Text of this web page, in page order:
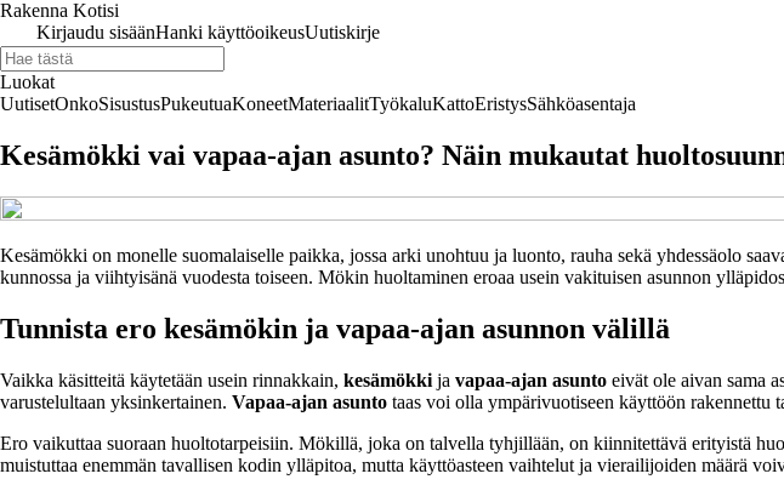
Rakenna Kotisi
Kirjaudu sisäänHanki käyttöoikeusUutiskirje
Luokat
UutisetOnkoSisustusPukeutuaKoneetMateriaalitTyökaluKattoEristysSähköasentaja
Kesämökki vai vapaa-ajan asunto? Näin mukautat
Kesämökki on monelle suomalaiselle paikka, jossa arki unohtuu ja luonto, rauha sekä yhdessäolo
kunnossa ja viihtyisänä vuodesta toiseen. Mökin huoltaminen eroaa usein vakituisen asunnon
Tunnista ero kesämökin ja vapaa-ajan asunnon välillä
Vaikka käsitteitä käytetään usein rinnakkain, kesämökki ja vapaa-ajan asunto eivät ole aivan sama
varustelultaan yksinkertainen. Vapaa-ajan asunto taas voi olla ympärivuotiseen käyttöön rakennettu
Ero vaikuttaa suoraan huoltotarpeisiin. Mökillä, joka on talvella tyhjillään, on kiinnitettävä erityistä
muistuttaa enemmän tavallisen kodin ylläpitoa, mutta käyttöasteen vaihtelut ja vierailijoiden määrä